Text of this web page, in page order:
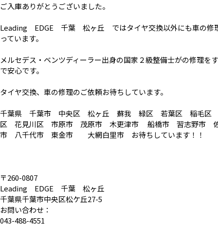
ご入庫ありがとうございました。
Leading EDGE 千葉 松ヶ丘 ではタイヤ交換以外にも車の修
っています。
メルセデス・ベンツディーラー出身の国家２級整備士がの修理を
で安心です。
タイヤ交換、車の修理のご依頼お待ちしています。
千葉県 千葉市 中央区 松ヶ丘 蘇我 緑区 若葉区 稲毛区
区 花見川区 市原市 茂原市 木更津市 船橋市 習志野市
市 八千代市 東金市 大網白里市 お待ちしています！！
〒260-0807
Leading EDGE 千葉 松ヶ丘
千葉県千葉市中央区松ケ丘27-5
お問い合わせ：
043-488-4551